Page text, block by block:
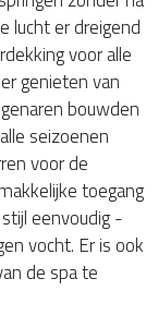
lucht er dreigend
voor alle
genieten van
bouwden
seizoenen
voor de
toegang
eenvoudig -
vocht. Er is ook
de spa te